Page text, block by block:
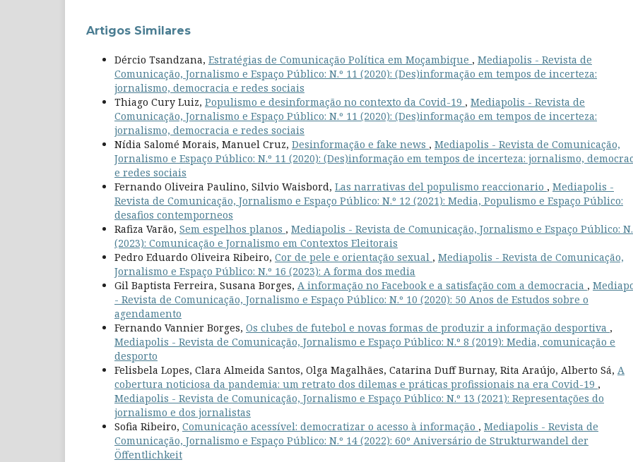
Artigos Similares
Dércio Tsandzana, Estratégias de Comunicação Política em Moçambique , Mediapolis - Revista de
Comunicação, Jornalismo e Espaço Público: N.º 11 (2020): (Des)informação em tempos de incerteza:
jornalismo, democracia e redes sociais
Thiago Cury Luiz, Populismo e desinformação no contexto da Covid-19 , Mediapolis - Revista de
Comunicação, Jornalismo e Espaço Público: N.º 11 (2020): (Des)informação em tempos de incerteza:
jornalismo, democracia e redes sociais
Nídia Salomé Morais, Manuel Cruz, Desinformação e fake news , Mediapolis - Revista de Comunicação,
Jornalismo e Espaço Público: N.º 11 (2020): (Des)informação em tempos de incerteza: jornalismo,
e redes sociais
Fernando Oliveira Paulino, Silvio Waisbord, Las narrativas del populismo reaccionario , Mediapolis -
Revista de Comunicação, Jornalismo e Espaço Público: N.º 12 (2021): Media, Populismo e Espaço Público:
desafios contemporneos
Rafiza Varão, Sem espelhos planos , Mediapolis - Revista de Comunicação, Jornalismo e Espaço Público:
(2023): Comunicação e Jornalismo em Contextos Eleitorais
Pedro Eduardo Oliveira Ribeiro, Cor de pele e orientação sexual , Mediapolis - Revista de Comunicação,
Jornalismo e Espaço Público: N.º 16 (2023): A forma dos media
Gil Baptista Ferreira, Susana Borges, A informação no Facebook e a satisfação com a democracia ,
- Revista de Comunicação, Jornalismo e Espaço Público: N.º 10 (2020): 50 Anos de Estudos sobre o
agendamento
Fernando Vannier Borges, Os clubes de futebol e novas formas de produzir a informação desportiva ,
Mediapolis - Revista de Comunicação, Jornalismo e Espaço Público: N.º 8 (2019): Media, comunicação e
desporto
Felisbela Lopes, Clara Almeida Santos, Olga Magalhães, Catarina Duff Burnay, Rita Araújo, Alberto Sá, A
cobertura noticiosa da pandemia: um retrato dos dilemas e práticas profissionais na era Covid-19 ,
Mediapolis - Revista de Comunicação, Jornalismo e Espaço Público: N.º 13 (2021): Representações do
jornalismo e dos jornalistas
Sofia Ribeiro, Comunicação acessível: democratizar o acesso à informação , Mediapolis - Revista de
Comunicação, Jornalismo e Espaço Público: N.º 14 (2022): 60º Aniversário de Strukturwandel der
Öffentlichkeit